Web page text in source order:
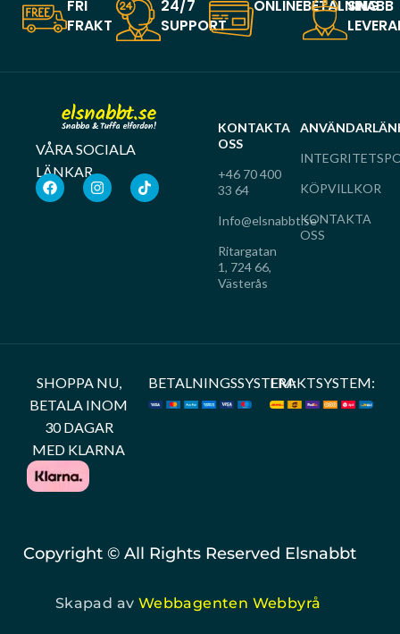
FRI
FRAKT
24/7
SUPPORT
ONLINEBETALNING
SNABB
VÅRA SOCIALA
LÄNKAR
KONTAKTA
OSS
+46 70 400
33 64
Info@elsnabbt.se
Ritargatan
1, 724 66,
Västerås
KÖPVILLKOR
KONTAKTA
OSS
SHOPPA NU,
BETALA INOM
30 DAGAR
MED KLARNA
BETALNINGSSYSTEM:FRAKTSYSTEM:
Copyright © All Rights Reserved Elsnabbt
Skapad av Webbagenten Webbyrå